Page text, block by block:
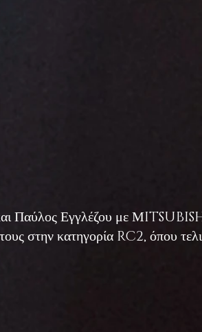
Παύλος Εγγλέζου με
στην κατηγορία RC2, όπου